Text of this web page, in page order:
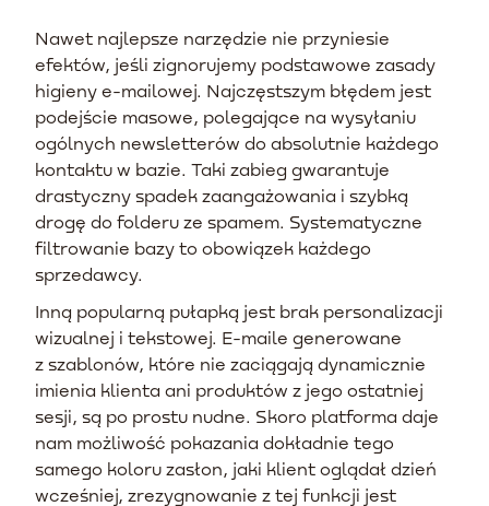
Nawet najlepsze narzędzie nie przyniesie
efektów, jeśli zignorujemy podstawowe zasady
higieny e-mailowej. Najczęstszym błędem jest
podejście masowe, polegające na wysyłaniu
ogólnych newsletterów do absolutnie każdego
kontaktu w bazie. Taki zabieg gwarantuje
drastyczny spadek zaangażowania i szybką
drogę do folderu ze spamem. Systematyczne
filtrowanie bazy to obowiązek każdego
sprzedawcy.
Inną popularną pułapką jest brak personalizacji
wizualnej i tekstowej. E-maile generowane
z szablonów, które nie zaciągają dynamicznie
imienia klienta ani produktów z jego ostatniej
sesji, są po prostu nudne. Skoro platforma daje
nam możliwość pokazania dokładnie tego
samego koloru zasłon, jaki klient oglądał dzień
wcześniej, zrezygnowanie z tej funkcji jest